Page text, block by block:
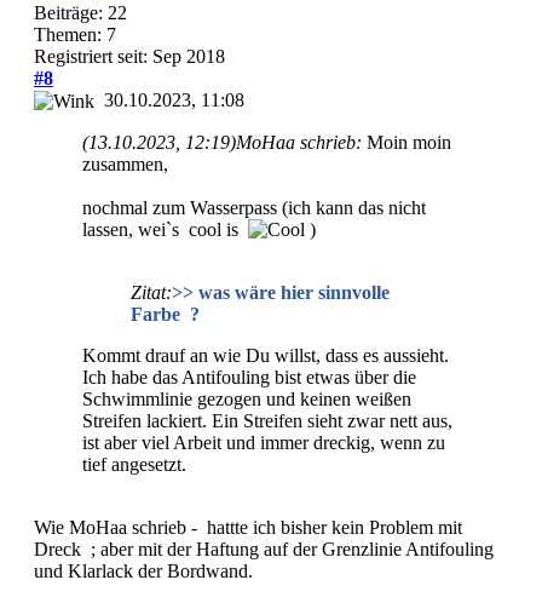
Beiträge: 22
Themen: 7
Registriert seit: Sep 2018
#8
30.10.2023, 11:08
(13.10.2023, 12:19)MoHaa schrieb: Moin moin
zusammen,
nochmal zum Wasserpass (ich kann das nicht
lassen, wei`s cool is
)
Zitat:>> was wäre hier sinnvolle
Farbe ?
Kommt drauf an wie Du willst, dass es aussieht.
Ich habe das Antifouling bist etwas über die
Schwimmlinie gezogen und keinen weißen
Streifen lackiert. Ein Streifen sieht zwar nett aus,
ist aber viel Arbeit und immer dreckig, wenn zu
tief angesetzt.
Wie MoHaa schrieb - hattte ich bisher kein Problem mit
Dreck ; aber mit der Haftung auf der Grenzlinie Antifouling
und Klarlack der Bordwand.